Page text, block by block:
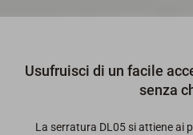
Usufruisci di un facile
senza
La serratura DL05 si attiene ai